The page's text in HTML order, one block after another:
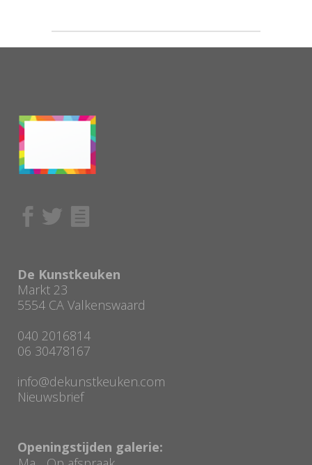
De Kunstkeuken
Markt 23
5554 CA Valkenswaard
040 2016814
06 30478167
info@dekunstkeuken.com
Nieuwsbrief
Openingstijden galerie: